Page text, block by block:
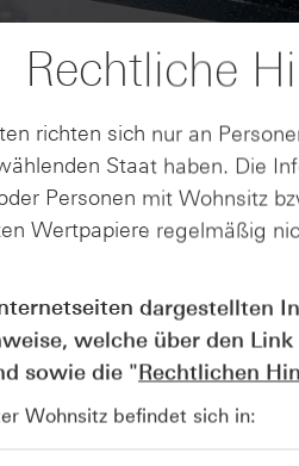
AUGUST
04
Der
vom
Rechtliche
richten sich nur an
Staat haben. Die
Personen mit Wohnsitz
Wertpapiere regelmäßig
dargestellten
welche über den Link
sowie die "Rechtlichen
Wohnsitz befindet sich in: